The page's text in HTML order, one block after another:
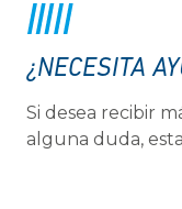
¿NECESITA
Si desea recibir
alguna duda,